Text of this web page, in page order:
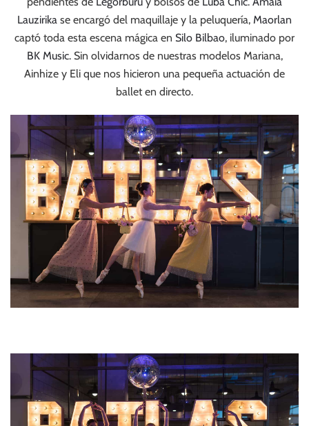
Lauzirika se encargó del maquillaje y la peluquería, Maorlan
captó toda esta escena mágica en Silo Bilbao, iluminado por
BK Music.Sin olvidarnos de nuestras modelos Mariana,
Ainhize y Eli que nos hicieron una pequeña actuación de
ballet en directo.